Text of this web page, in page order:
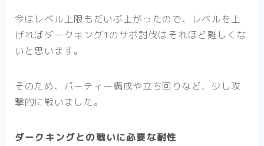
今はレベル上限もだいぶ上がったので、レベルを上
げればダークキング1のサポ討伐はそれほど難しくな
いと思います。
そのため、パーティー構成や立ち回りなど、少し攻
撃的に戦いました。
ダークキングとの戦いに必要な耐性